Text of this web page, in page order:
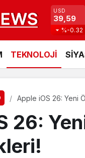
USD
39,59
%-0.32
TEKNOLOJİ
Apple iOS 26: Yeni
26: